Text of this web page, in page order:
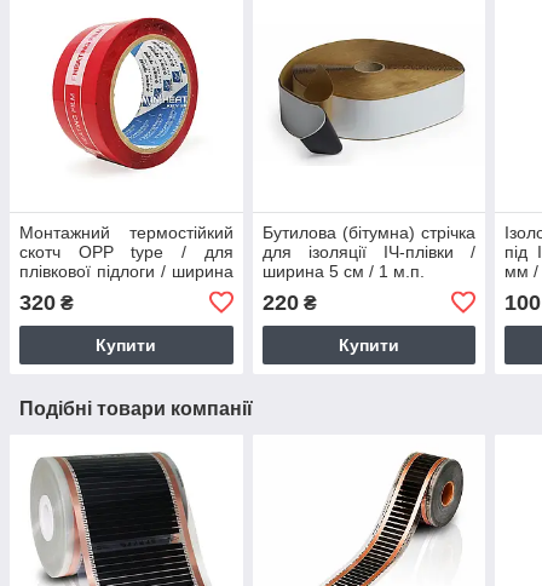
Монтажний термостійкий
скотч OPP type / для
плівкової підлоги / ширина
320 ₴
Купити
Бутилова (бітумна) стрічка
для ізоляції ІЧ-плівки /
ширина 5 см / 1 м.п.
220₴
Купити
під
мм /
100
Подібні товари компанії